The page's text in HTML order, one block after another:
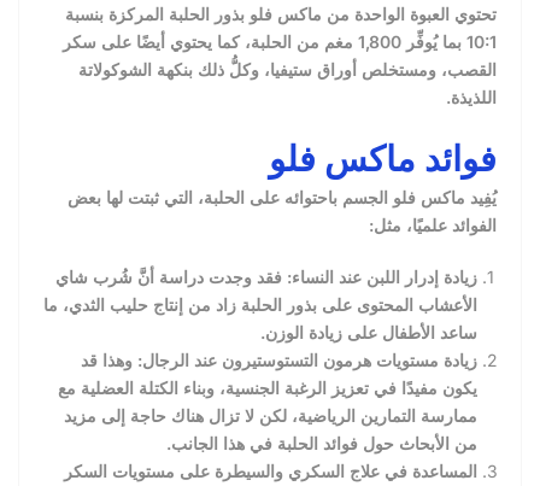
تحتوي العبوة الواحدة من ماكس فلو بذور الحلبة المركزة بنسبة
10:1 بما يُوفِّر 1,800 مغم من الحلبة، كما يحتوي أيضًا على سكر
القصب، ومستخلص أوراق ستيفيا، وكلُّ ذلك بنكهة الشوكولاتة
اللذيذة.
فوائد ماكس فلو
يُفِيد ماكس فلو الجسم باحتوائه على الحلبة، التي ثبتت لها بعض
الفوائد علميًا، مثل:
زيادة إدرار اللبن عند النساء: فقد وجدت دراسة أنَّ شُرب شاي
الأعشاب المحتوى على بذور الحلبة زاد من إنتاج حليب الثدي، ما
ساعد الأطفال على زيادة الوزن.
زيادة مستويات هرمون التستوستيرون عند الرجال: وهذا قد
يكون مفيدًا في تعزيز الرغبة الجنسية، وبناء الكتلة العضلية مع
ممارسة التمارين الرياضية، لكن لا تزال هناك حاجة إلى مزيد
من الأبحاث حول فوائد الحلبة في هذا الجانب.
المساعدة في علاج السكري والسيطرة على مستويات السكر